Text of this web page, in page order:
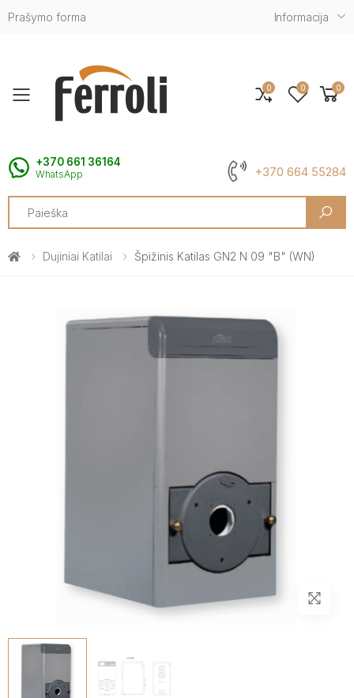
Prašymo forma Informacija
Toggle mobile menu
+370 661 36164
WhatsApp +370 664 55284
Search
0 0 0
Dujiniai Katilai Špižinis Katilas GN2 N 09 "B" (WN)